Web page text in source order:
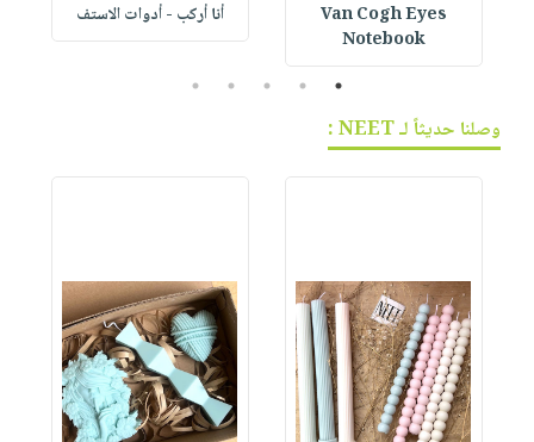
Van Cogh Eyes
Notebook
أنا أركب - أدوات الاستف
1
2
3
4
5
وصلنا حديثاً لـ NEET :